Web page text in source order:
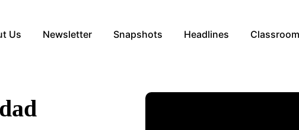
Us Newsletter Snapshots Headlines Classroom